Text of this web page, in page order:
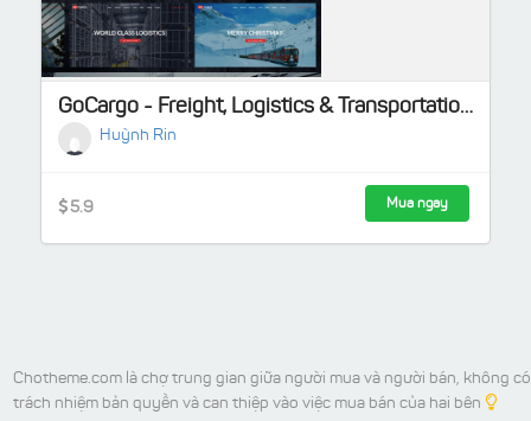
GoCargo - Freight, Logistics & Transportation WordPress Theme
Huỳnh Rin
5.9 Mua ngay
Chotheme.com là chợ trung gian giữa người mua và người bán, không có
trách nhiệm bản quyền và can thiệp vào việc mua bán của hai bên